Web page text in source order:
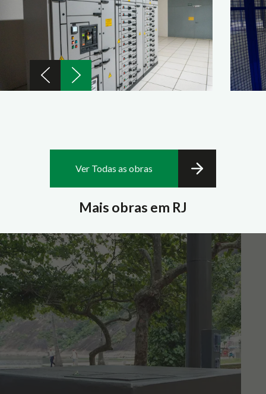
Mais obras em RJ
Ver Todas as obras